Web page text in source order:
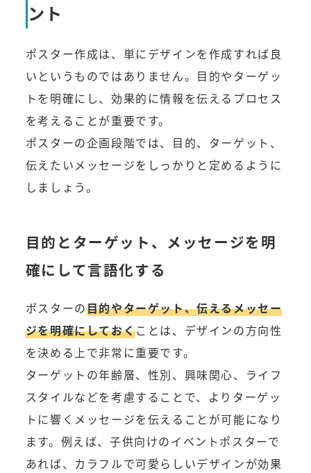
ント
ポスター作成は、単にデザインを作成すれば良
いというものではありません。目的やターゲッ
トを明確にし、効果的に情報を伝えるプロセス
を考えることが重要です。
ポスターの企画段階では、目的、ターゲット、
伝えたいメッセージをしっかりと定めるように
しましょう。
目的とターゲット、メッセージを明
確にして言語化する
ポスターの目的やターゲット、伝えるメッセー
ジを明確にしておくことは、デザインの方向性
を決める上で非常に重要です。
ターゲットの年齢層、性別、興味関心、ライフ
スタイルなどを考慮することで、よりターゲッ
トに響くメッセージを伝えることが可能になり
ます。例えば、子供向けのイベントポスターで
あれば、カラフルで可愛らしいデザインが効果